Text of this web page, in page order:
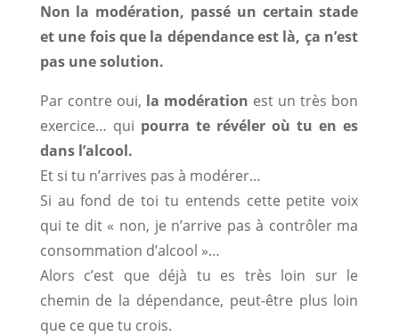
Non la modération, passé un certain stade
et une fois que la dépendance est là, ça n’est
pas une solution.
Par contre oui, la modération est un très bon
exercice… qui pourra te révéler où tu en es
dans l’alcool.
Et si tu n’arrives pas à modérer…
Si au fond de toi tu entends cette petite voix
qui te dit « non, je n’arrive pas à contrôler ma
consommation d’alcool »…
Alors c’est que déjà tu es très loin sur le
chemin de la dépendance, peut-être plus loin
que ce que tu crois.